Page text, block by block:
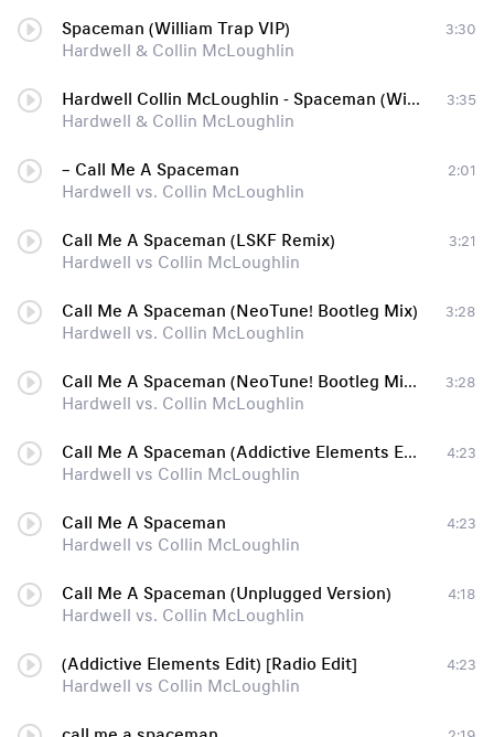
Spaceman (William Trap VIP)
Hardwell & Collin McLoughlin
3:30
Hardwell Collin McLoughlin - Spaceman (William Trap remix)
Hardwell & Collin McLoughlin
3:35
– Call Me A Spaceman
Hardwell vs. Collin McLoughlin
2:01
Call Me A Spaceman (LSKF Remix)
Hardwell vs Collin McLoughlin
3:21
Call Me A Spaceman (NeoTune! Bootleg Mix)
Hardwell vs. Collin McLoughlin
3:28
Call Me A Spaceman (NeoTune! Bootleg Mix)l
Hardwell vs. Collin McLoughlin
3:28
Call Me A Spaceman (Addictive Elements Edit) (www.promuzic.com)
Hardwell vs Collin McLoughlin
4:23
Call Me A Spaceman
Hardwell vs Collin McLoughlin
4:23
Call Me A Spaceman (Unplugged Version)
Hardwell vs. Collin McLoughlin
4:18
(Addictive Elements Edit) [Radio Edit]
Hardwell vs Collin McLoughlin
4:23